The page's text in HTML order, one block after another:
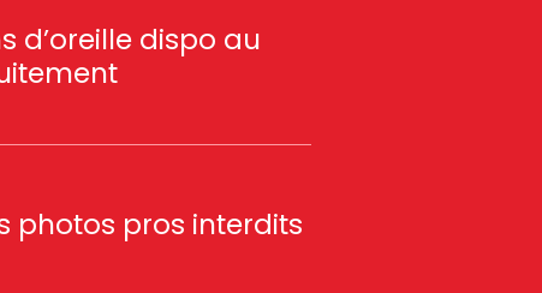
d’oreille dispo au
photos pros interdits